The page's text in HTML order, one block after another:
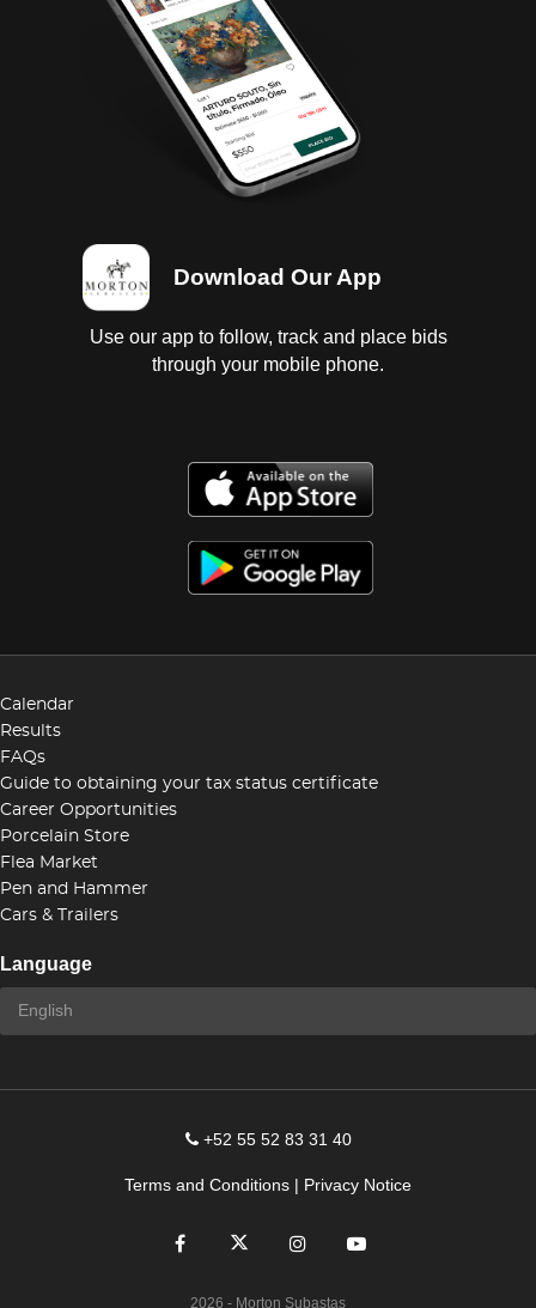
Download Our App
Use our app to follow, track and place bids
through your mobile phone.
Calendar
Results
FAQs
Guide to obtaining your tax status certificate
Career Opportunities
Porcelain Store
Flea Market
Pen and Hammer
Cars & Trailers
Language
+52 55 52 83 31 40
Terms and Conditions | Privacy Notice
2026 - Morton Subastas